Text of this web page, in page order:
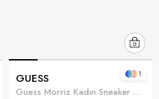
GUESS
Guess Morriz Kadın Sneaker Gümüş
1